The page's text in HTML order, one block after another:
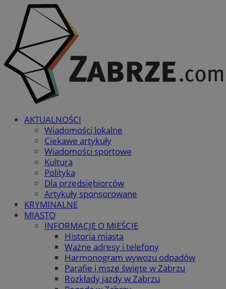
AKTUALNOŚCI
Wiadomości lokalne
Ciekawe artykuły
Wiadomości sportowe
Kultura
Polityka
Dla przedsiębiorców
Artykuły sponsorowane
KRYMINALNE
MIASTO
INFORMACJE O MIEŚCIE
Historia miasta
Ważne adresy i telefony
Harmonogram wywozu odpadów
Parafie i msze święte w Zabrzu
Rozkłady jazdy w Zabrzu